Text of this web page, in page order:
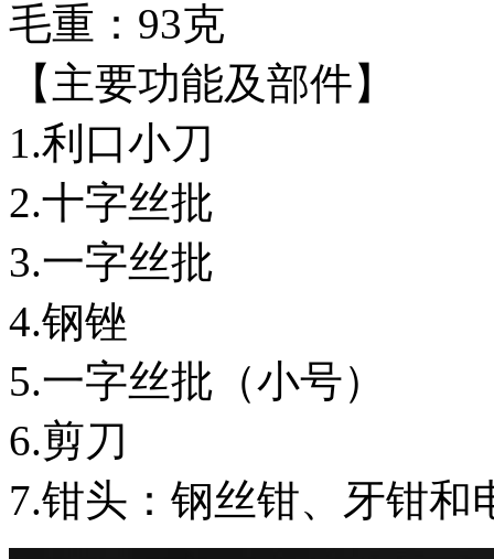
毛重：93克
【主要功能及部件】
1.利口小刀
2.十字丝批
3.一字丝批
4.钢锉
5.一字丝批（小号）
6.剪刀
7.钳头：钢丝钳、牙钳和